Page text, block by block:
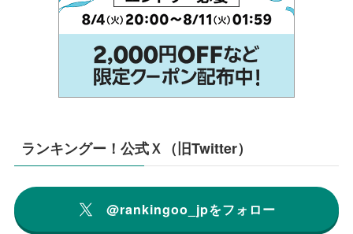
ランキングー！公式Ｘ（旧Twitter）
@rankingoo_jpをフォロー